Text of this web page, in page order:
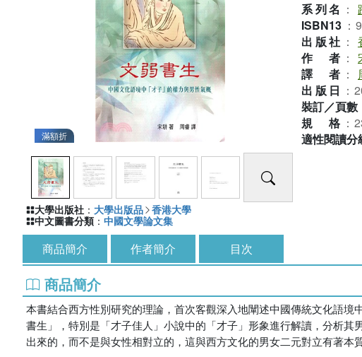
滿額折
系列名 ：
ISBN13 ：
出版社 ：
作者 ：
譯者 ：
出版日 ：
裝訂／頁數
規格 ：
適性閱讀分
大學出版社 ： 大學出版品 香港大學
中文圖書分類 ： 中國文學論文集
商品簡介 作者簡介 目次
商品簡介
本書結合西方性別研究的理論，首次客觀深入地闡述中國傳統文化語
書生」，特別是「才子佳人」小說中的「才子」形象進行解讀，分析
出來的，而不是與女性相對立的，這與西方文化的男女二元對立有著本